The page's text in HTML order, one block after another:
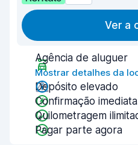
Ver a
Agência de aluguer
Mostrar detalhes da
Depósito elevado
Confirmação
Quilometragem
Pagar parte agora